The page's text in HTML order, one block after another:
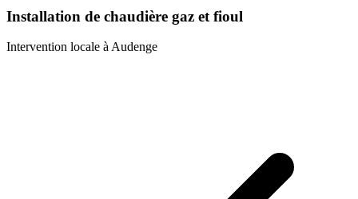
Installation de chaudière gaz et fioul
Intervention locale à Audenge